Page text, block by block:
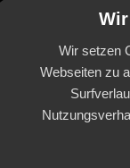
Wir setzen
Webseiten zu